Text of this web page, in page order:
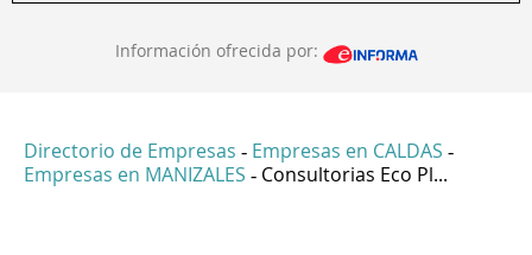
Información ofrecida por:
Directorio de Empresas - Empresas en CALDAS -
Empresas en MANIZALES - Consultorias Eco Pl...